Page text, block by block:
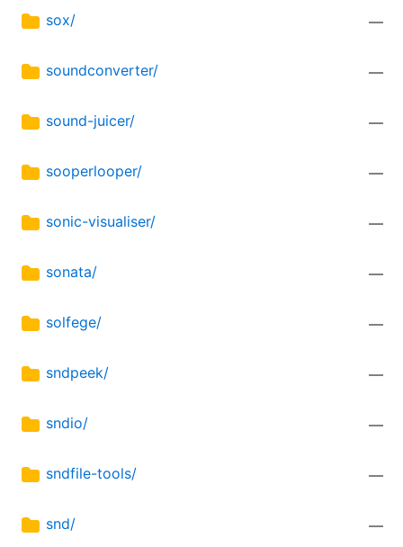
sox/ —
soundconverter/ —
sound-juicer/ —
sooperlooper/ —
sonic-visualiser/ —
sonata/ —
solfege/ —
sndpeek/ —
sndio/ —
sndfile-tools/ —
snd/ —